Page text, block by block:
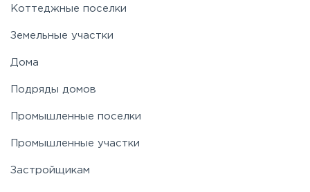
Новорижское
Носовихинское
Рогачёвское
Коттеджные поселки
Земельные участки
Дома
Подряды домов
Промышленные поселки
Промышленные участки
Застройщикам